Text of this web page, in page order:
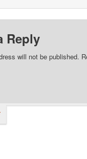
Reply
will not be published.